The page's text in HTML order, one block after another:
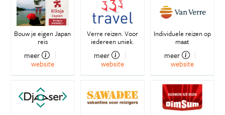
Bouw je eigen Japan
reis
meer
website
Verre reizen. Voor
iedereen uniek.
meer
website
Individuele reizen op
maat
meer
website